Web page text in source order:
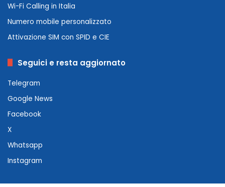
Wi-Fi Calling in Italia
Numero mobile personalizzato
Attivazione SIM con SPID e CIE
Seguici e resta aggiornato
Telegram
Google News
Facebook
X
Whatsapp
Instagram